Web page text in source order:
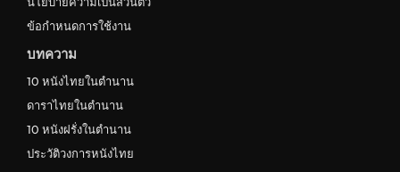
ดูหนังเกาหลีใต้ South Korea
ระทึกขวัญ
ตลก
ดูหนังจีน China
unknown
ข้อกำหนดการใช้งาน
บทความ
10 หนังไทยในตำนาน
ดาราไทยในตำนาน
10 หนังฝรั่งในตำนาน
ประวัติวงการหนังไทย